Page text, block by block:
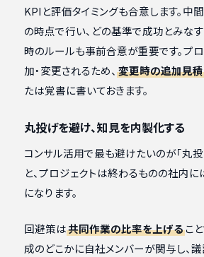
KPIと評価タイミングも合意します。中
の時点で行い、どの基準で成功とみな
時のルールも事前合意が重要です。プ
加・変更されるため、 変更時の追加見
たは覚書に書いておきます。
丸投げを避け、知見を内製化する
コンサル活用で最も避けたいのが「丸投
と、プロジェクトは終わるものの社内
になります。
回避策は共同作業の比率を上げるこ
成のどこかに自社メンバーが関与し、